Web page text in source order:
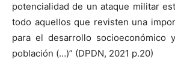
potencialidad de un ataque militar
todo aquellos que revisten una
para el desarrollo socioeconómico
población (…)” (DPDN, 2021 p.20)